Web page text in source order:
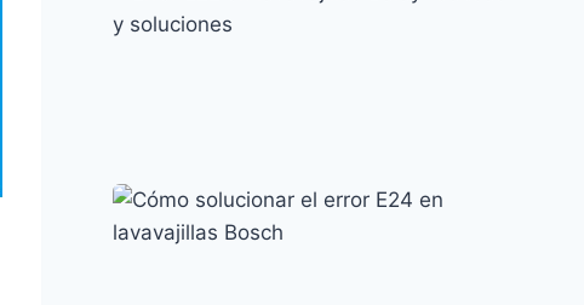
Solución
Error E22 en lavavajillas Balay: Causas y
soluciones
Códigos de error y su significado